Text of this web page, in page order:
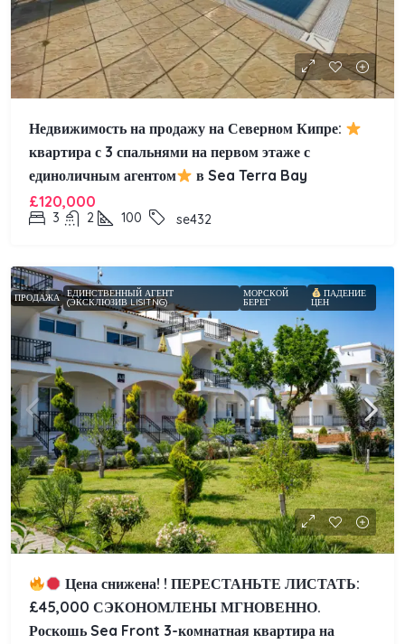
Недвижимость на продажу на Северном Кипре:
квартира с 3 спальнями на первом этаже с
единоличным агентом
в Sea Terra Bay
£120,000
3 2 100 se432
ПРОДАЖА ЕДИНСТВЕННЫЙ АГЕНТ
(ЭКСКЛЮЗИВ LISITNG)
МОРСКОЙ
БЕРЕГ
ПАДЕНИЕ
ЦЕН
Цена снижена! ! ПЕРЕСТАНЬТЕ ЛИСТАТЬ:
£45,000 СЭКОНОМЛЕНЫ МГНОВЕННО.
Роскошь Sea Front 3-комнатная квартира на